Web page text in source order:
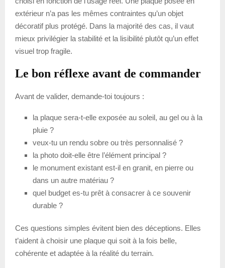
extérieur n’a pas les mêmes contraintes qu’un objet
décoratif plus protégé. Dans la majorité des cas, il vaut
mieux privilégier la stabilité et la lisibilité plutôt qu’un effet
visuel trop fragile.
Le bon réflexe avant de commander
Avant de valider, demande-toi toujours :
la plaque sera-t-elle exposée au soleil, au gel ou à la
pluie ?
veux-tu un rendu sobre ou très personnalisé ?
la photo doit-elle être l’élément principal ?
le monument existant est-il en granit, en pierre ou
dans un autre matériau ?
quel budget es-tu prêt à consacrer à ce souvenir
durable ?
Ces questions simples évitent bien des déceptions. Elles
t’aident à choisir une plaque qui soit à la fois belle,
cohérente et adaptée à la réalité du terrain.